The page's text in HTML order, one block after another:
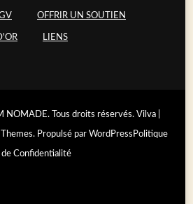
OFFRIR UN SOUTIEN
LIENS
NOMADE. Tous droits réservés. Vilva |
. Propulsé par WordPress Politique
de Confidentialité